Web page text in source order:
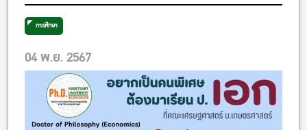
การศึกษา
04 พ.ย. 2567